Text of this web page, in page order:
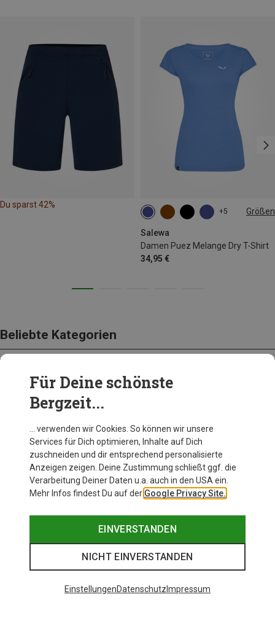
Du sparst 42%
+5 Größen
Salewa
Damen Puez Melange Dry T-Shirt
34,95 €
XS S M
Beliebte Kategorien
BEKLEIDUNG
Für Deine schönste
Bergzeit...
… verwenden wir Cookies. So können wir unsere
Services für Dich optimieren, Inhalte auf Dich
zuschneiden und dir entsprechend personalisierte
Anzeigen zeigen. Deine Zustimmung schließt ggf. die
Verarbeitung Deiner Daten u.a. auch in den USA ein.
Mehr Infos findest Du auf der Google Privacy Site.
EINVERSTANDEN
NICHT EINVERSTANDEN
EinstellungenDatenschutz Impressum